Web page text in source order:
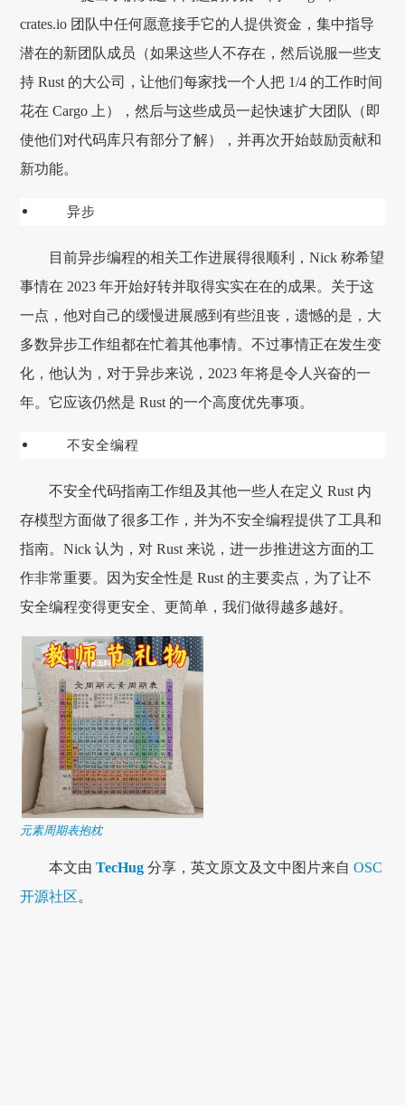
crates.io 团队中任何愿意接手它的人提供资金，集中指导
潜在的新团队成员（如果这些人不存在，然后说服一些支
持 Rust 的大公司，让他们每家找一个人把 1/4 的工作时间
花在 Cargo 上），然后与这些成员一起快速扩大团队（即
使他们对代码库只有部分了解），并再次开始鼓励贡献和
新功能。
异步
目前异步编程的相关工作进展得很顺利，Nick 称希望
事情在 2023 年开始好转并取得实实在在的成果。关于这
一点，他对自己的缓慢进展感到有些沮丧，遗憾的是，大
多数异步工作组都在忙着其他事情。不过事情正在发生变
化，他认为，对于异步来说，2023 年将是令人兴奋的一
年。它应该仍然是 Rust 的一个高度优先事项。
不安全编程
不安全代码指南工作组及其他一些人在定义 Rust 内
存模型方面做了很多工作，并为不安全编程提供了工具和
指南。Nick 认为，对 Rust 来说，进一步推进这方面的工
作非常重要。因为安全性是 Rust 的主要卖点，为了让不
安全编程变得更安全、更简单，我们做得越多越好。
元素周期表抱枕
本文由TecHug 分享，英文原文及文中图片来自OSC
开源社区。